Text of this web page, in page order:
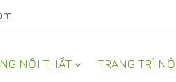
NỘI THẤT TRANG TRÍ